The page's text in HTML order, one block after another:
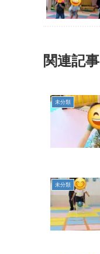
関連記事
未分類
未分類